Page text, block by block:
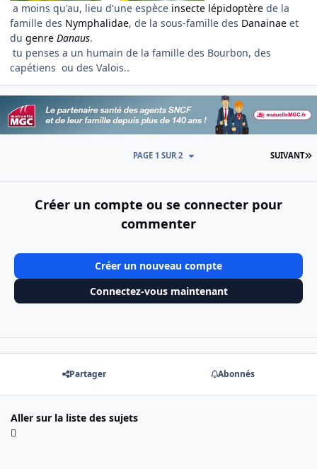
a moins qu'au, lieu d'une espèce insecte lépidoptère de la
famille des Nymphalidae, de la sous-famille des Danainae et
du genre Danaus.
tu penses a un humain de la famille des Bourbon, des
capétiens ou des Valois..
SUIVANT
PAGE 1 SUR 2
Créer un compte ou se connecter pour
commenter
Créer un nouveau compte
Connectez-vous maintenant
Partager Abonnés
Aller sur la liste des sujets